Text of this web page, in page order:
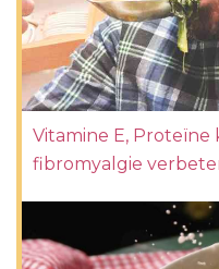
Vitamine E, Proteïne
fibromyalgie